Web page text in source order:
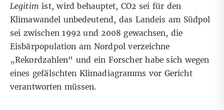
Legitim ist, wird behauptet, CO2 sei für den
Klimawandel unbedeutend, das Landeis am Südpol
sei zwischen 1992 und 2008 gewachsen, die
Eisbärpopulation am Nordpol verzeichne
„Rekordzahlen“ und ein Forscher habe sich wegen
eines gefälschten Klimadiagramms vor Gericht
verantworten müssen.